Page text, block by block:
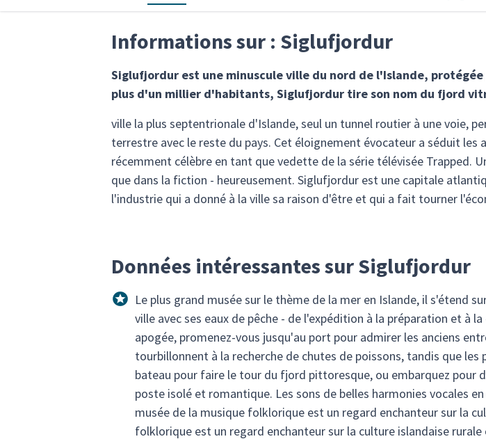
Informations sur : Siglufjordur
Siglufjordur est une minuscule ville du nord de l'Islande,
plus d'un millier d'habitants, Siglufjordur tire son nom du fjord
ville la plus septentrionale d'Islande, seul un tunnel routier à une voie,
terrestre avec le reste du pays. Cet éloignement évocateur a séduit
récemment célèbre en tant que vedette de la série télévisée Trapped.
que dans la fiction - heureusement. Siglufjordur est une capitale
l'industrie qui a donné à la ville sa raison d'être et qui a fait tourner
Données intéressantes sur Siglufjordur
Le plus grand musée sur le thème de la mer en Islande, il s'étend
ville avec ses eaux de pêche - de l'expédition à la préparation et à
apogée, promenez-vous jusqu'au port pour admirer les anciens
tourbillonnent à la recherche de chutes de poissons, tandis que
bateau pour faire le tour du fjord pittoresque, ou embarquez pour
poste isolé et romantique. Les sons de belles harmonies vocales
musée de la musique folklorique est un regard enchanteur sur la
folklorique est un regard enchanteur sur la culture islandaise